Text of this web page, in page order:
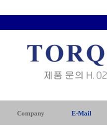
Company E-Mail